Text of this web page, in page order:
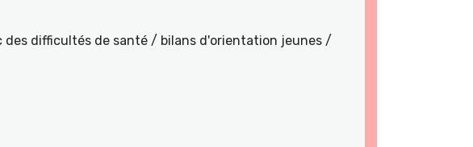
des difficultés de santé / bilans d'orientation jeunes /